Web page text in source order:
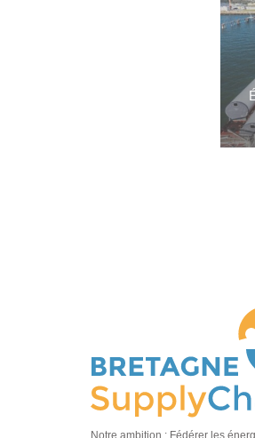
Notre ambition : Fédérer les